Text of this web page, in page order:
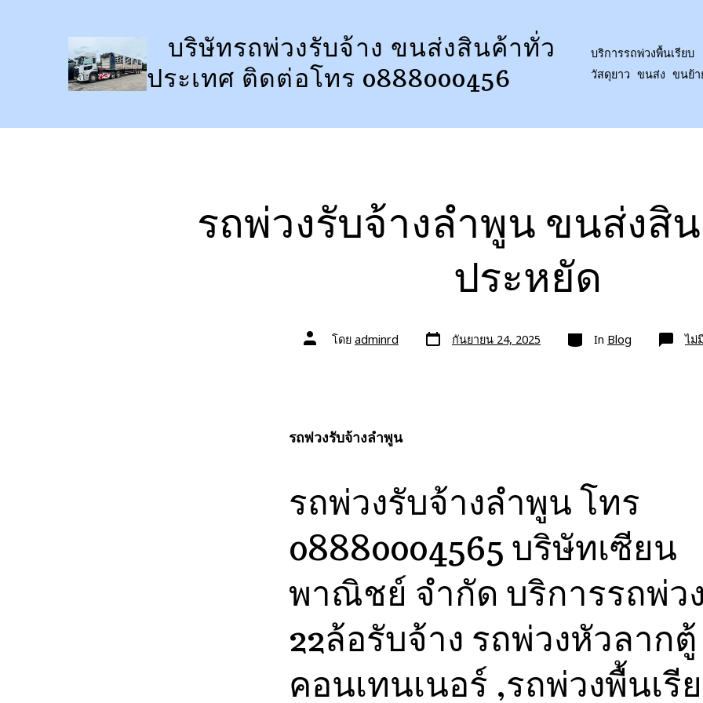
บริษัทรถพ่วงรับจ้าง ขนส่งสินค้าทั่ว
ประเทศ ติดต่อโทร 0888000456
บริการรถพ่วงพื้นเรีย
วัสดุยาว ขนส่ง ขนย้า
รถพ่วงรับจ้างลำพูน ขนส่งสิ
ประหยัด
ผู้
เขียน โดย adminrd วัน
ที่ กันยายน 24, 2025 หมวด In Blog ไม่
รถพ่วงรับจ้างลำพูน
รถพ่วงรับจ้างลำพูน โทร
08880004565 บริษัทเซียน
พาณิชย์ จำกัด บริการรถพ่ว
22ล้อรับจ้าง รถพ่วงหัวลากตู้
คอนเทนเนอร์ ,รถพ่วงพื้นเรี